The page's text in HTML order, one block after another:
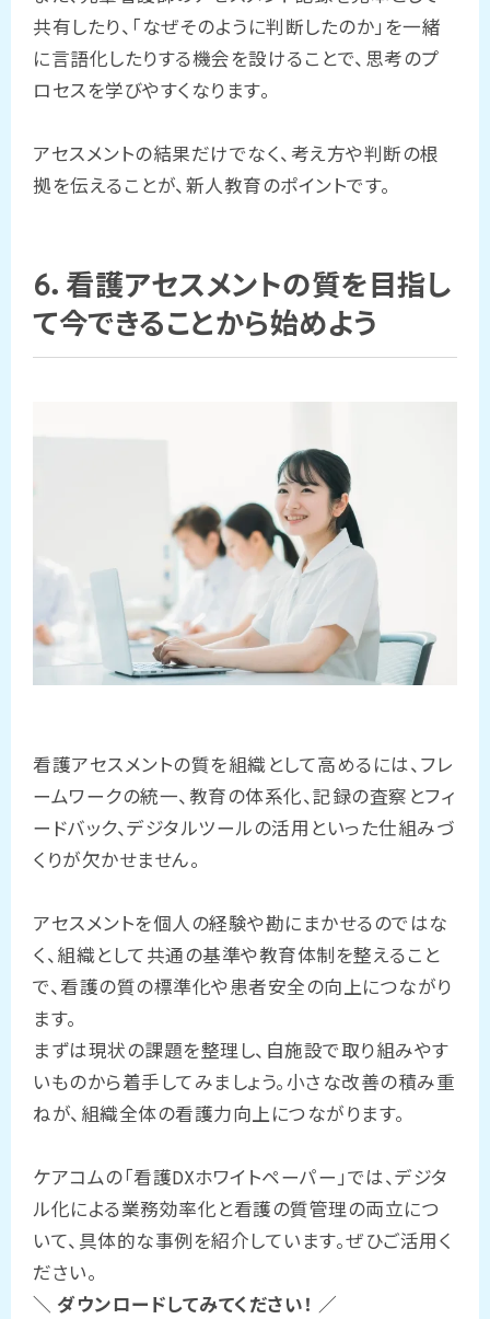
共有したり、「なぜそのように判断したのか」を一緒
に言語化したりする機会を設けることで、思考のプ
ロセスを学びやすくなります。
アセスメントの結果だけでなく、考え方や判断の根
拠を伝えることが、新人教育のポイントです。
6．看護アセスメントの質を目指し
て今できることから始めよう
看護アセスメントの質を組織として高めるには、フレ
ームワークの統一、教育の体系化、記録の査察とフィ
ードバック、デジタルツールの活用といった仕組みづ
くりが欠かせません。
アセスメントを個人の経験や勘にまかせるのではな
く、組織として共通の基準や教育体制を整えること
で、看護の質の標準化や患者安全の向上につながり
ます。
まずは現状の課題を整理し、自施設で取り組みやす
いものから着手してみましょう。小さな改善の積み重
ねが、組織全体の看護力向上につながります。
ケアコムの「看護DXホワイトペーパー」では、デジタ
ル化による業務効率化と看護の質管理の両立につ
いて、具体的な事例を紹介しています。ぜひご活用く
ださい。
＼ ダウンロードしてみてください！ ／